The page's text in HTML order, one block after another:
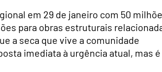
em 29 de janeiro com 50
para obras estruturais
a seca que vive a comunidade
imediata à urgência atual, mas é